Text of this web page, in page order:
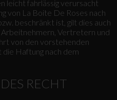
leicht fahrlässig verursacht
von La Boite De Roses nach
beschränkt ist, gilt dies auch
Vertretern und
von den vorstehenden
Haftung nach dem
RECHT